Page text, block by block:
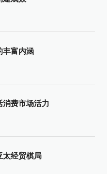
丰富内涵
消费市场活力
太经贸棋局